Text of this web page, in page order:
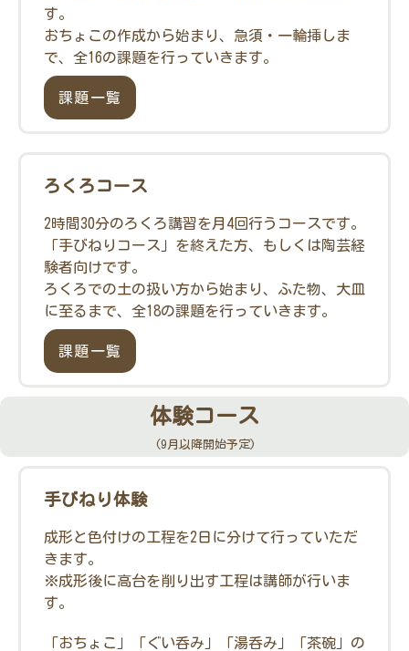
す。
おちょこの作成から始まり、急須・一輪挿しま
で、全16の課題を行っていきます。
課題一覧
ろくろコース
2時間30分のろくろ講習を月4回行うコースです。
「手びねりコース」を終えた方、もしくは陶芸経
験者向けです。
ろくろでの土の扱い方から始まり、ふた物、大皿
に至るまで、全18の課題を行っていきます。
課題一覧
体験コース
(9月以降開始予定)
手びねり体験
成形と色付けの工程を2日に分けて行っていただ
きます。
※成形後に高台を削り出す工程は講師が行いま
す。
「おちょこ」「ぐい呑み」「湯呑み」「茶碗」の